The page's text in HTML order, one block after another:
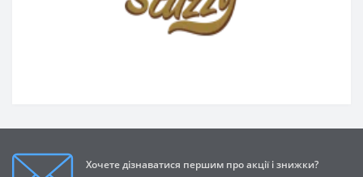
Хочете дізнаватися першим про акції і знижки?